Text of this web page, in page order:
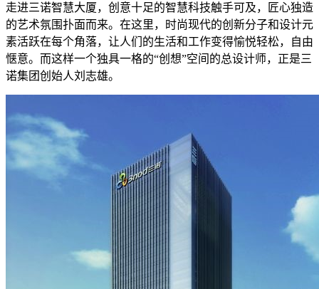
走进三诺智慧大厦，创意十足的智慧科技触手可及，匠心独造
的艺术氛围扑面而来。在这里，时尚现代的创新分子和设计元
素活跃在每个角落，让人们的生活和工作变得愉悦轻松，自由
惬意。而这样一个独具一格的“创想”空间的总设计师，正是三
诺集团创始人刘志雄。